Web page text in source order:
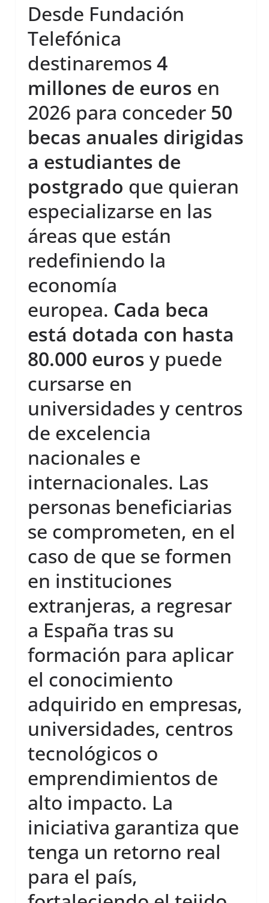
Desde Fundación
Telefónica
destinaremos 4
millones de euros en
2026 para conceder 50
becas anuales dirigidas
a estudiantes de
postgrado que quieran
especializarse en las
áreas que están
redefiniendo la
economía
europea. Cada beca
está dotada con hasta
80.000 euros y puede
cursarse en
universidades y centros
de excelencia
nacionales e
internacionales. Las
personas beneficiarias
se comprometen, en el
caso de que se formen
en instituciones
extranjeras, a regresar
a España tras su
formación para aplicar
el conocimiento
adquirido en empresas,
universidades, centros
tecnológicos o
emprendimientos de
alto impacto. La
iniciativa garantiza que
tenga un retorno real
para el país,